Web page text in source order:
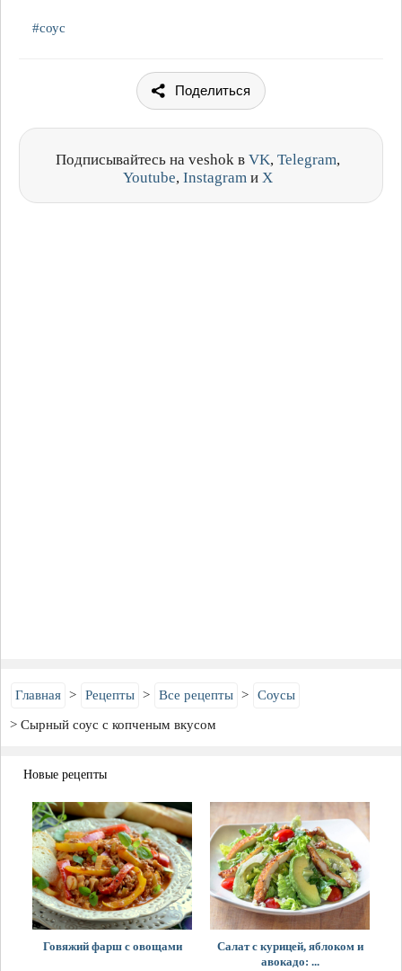
#соус
Поделиться
Подписывайтесь на veshok в VK, Telegram,
Youtube, Instagramи X
Главная Рецепты Все рецепты Соусы
Сырный соус с копченым вкусом
Новые рецепты
Говяжий фарш с овощами
Салат с курицей, яблоком и
авокадо: ...